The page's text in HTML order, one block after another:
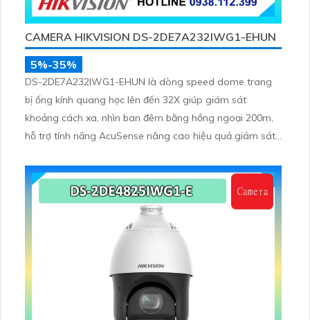
CAMERA HIKVISION DS-2DE7A232IWG1-EHUN
5%-35%
DS-2DE7A232IWG1-EHUN là dòng speed dome trang
bị ống kính quang học lên đến 32X giúp giám sát
khoảng cách xa, nhìn ban đêm bằng hồng ngoại 200m,
hỗ trợ tính năng AcuSense nâng cao hiệu quả giám sát
learning